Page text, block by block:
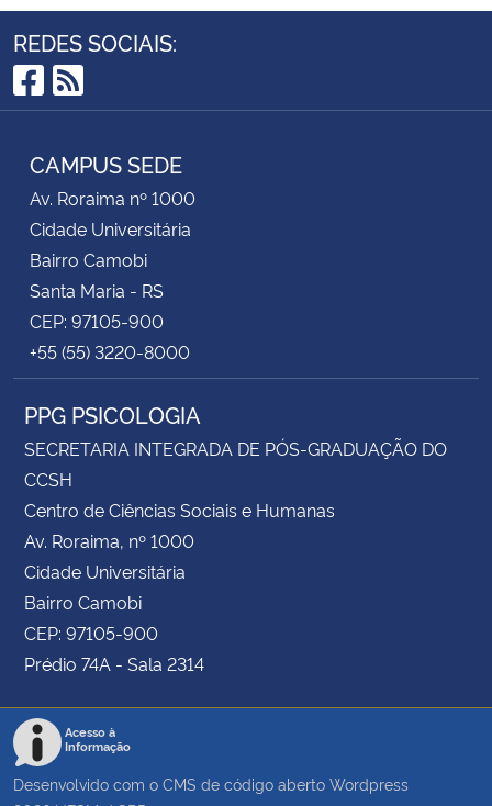
REDES SOCIAIS:
Facebook
RSS
CAMPUS SEDE
Av. Roraima nº 1000
Cidade Universitária
Bairro Camobi
Santa Maria - RS
CEP: 97105-900
+55 (55) 3220-8000
PPG PSICOLOGIA
SECRETARIA INTEGRADA DE PÓS-GRADUAÇÃO DO
CCSH
Centro de Ciências Sociais e Humanas
Av. Roraima, nº 1000
Cidade Universitária
Bairro Camobi
CEP: 97105-900
Prédio 74A - Sala 2314
Acesso à
Informação
Desenvolvido com o CMS de código aberto Wordpress